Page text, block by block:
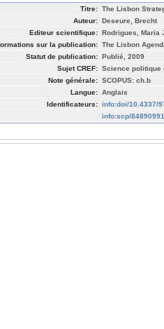
Titre: The Lisbon
Auteur: Deseure, Brecht
Editeur scientifique: Rodrigues, Maria
sur la publication: The Lisbon
Statut de publication: Publié, 2009
Sujet CREF: Science politique
Note générale: SCOPUS: ch.b
Langue: Anglais
Identificateurs: info:doi/10.4337/
info:scp/